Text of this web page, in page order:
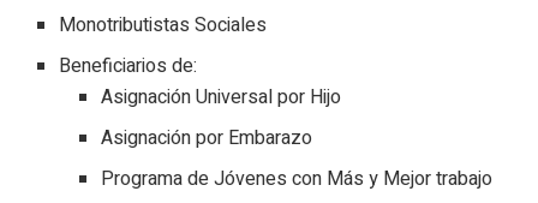
Monotributistas Sociales
Beneficiarios de:
Asignación Universal por Hijo
Asignación por Embarazo
Programa de Jóvenes con Más y Mejor trabajo